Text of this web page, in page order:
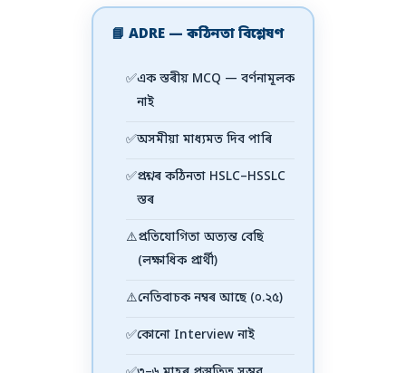
📘 ADRE — কঠিনতা বিশ্লেষণ
✅এক স্তৰীয় MCQ — বৰ্ণনামূলক
নাই
✅অসমীয়া মাধ্যমত দিব পাৰি
✅প্ৰশ্নৰ কঠিনতা HSLC–HSSLC
স্তৰ
⚠️প্ৰতিযোগিতা অত্যন্ত বেছি
(লক্ষাধিক প্ৰাৰ্থী)
⚠️নেতিবাচক নম্বৰ আছে (০.২৫)
✅কোনো Interview নাই